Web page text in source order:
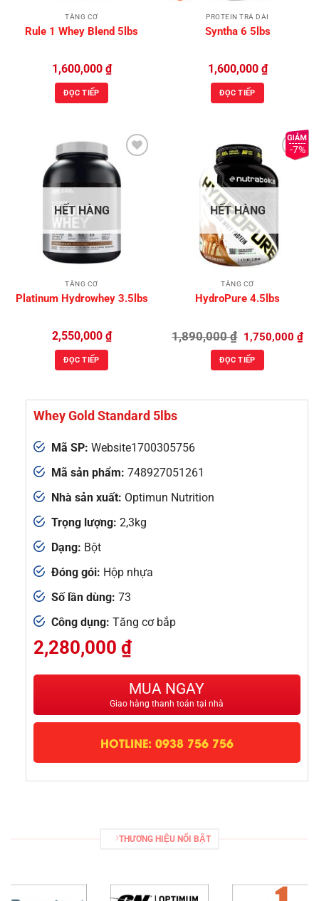
TĂNG CƠ
Rule 1 Whey Blend 5lbs
1,600,000 ₫
ĐỌC TIẾP
PROTEIN TRẢ DÀI
Syntha 6 5lbs
1,600,000 ₫
ĐỌC TIẾP
HẾT HÀNG
TĂNG CƠ
Platinum Hydrowhey 3.5lbs
2,550,000 ₫
ĐỌC TIẾP
-7%
HẾT HÀNG
TĂNG CƠ
HydroPure 4.5lbs
1,890,000₫ Giá
gốc
là:
1,890,000 ₫.
1,750,000 ₫Giá
ĐỌC TIẾP
Whey Gold Standard 5lbs
Mã SP: Website1700305756
Mã sản phẩm: 748927051261
Nhà sản xuất: Optimun Nutrition
Trọng lượng: 2,3kg
Dạng: Bột
Đóng gói: Hộp nhựa
Số lần dùng: 73
Công dụng: Tăng cơ bắp
2,280,000 ₫
MUA NGAY
Giao hàng thanh toán tại nhà
HOTLINE: 0938 756 756
THƯƠNG HIỆU NỔI BẬT